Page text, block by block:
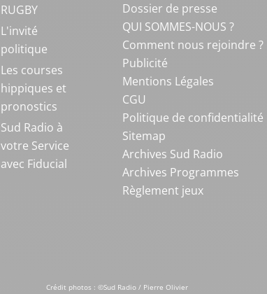
RUGBY
L'invité
politique
Les courses
hippiques et
pronostics
Sud Radio à
votre Service
avec Fiducial
Dossier de presse
QUI SOMMES-NOUS ?
Comment nous rejoindre ?
Publicité
Mentions Légales
CGU
Politique de confidentialité
Sitemap
Archives Sud Radio
Archives Programmes
Règlement jeux
Crédit photos : ©Sud Radio / Pierre Olivier